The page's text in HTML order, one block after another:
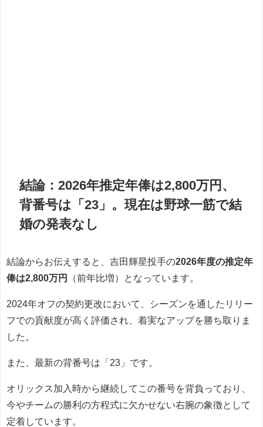
結論：2026年推定年俸は2,800万円、
背番号は「23」。現在は野球一筋で結
婚の発表なし
結論からお伝えすると、吉田輝星投手の2026年度の推定年
俸は2,800万円
（前年比増）となっています。
2024年オフの契約更改において、シーズンを通したリリー
フでの貢献度が高く評価され、着実なアップを勝ち取りま
した。
また、最新の背番号は「23」です。
オリックス加入時から継続してこの番号を背負っており、
今やチームの勝利の方程式に欠かせない右腕の象徴として
定着しています。